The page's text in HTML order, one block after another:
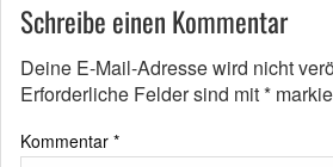
Schreibe einen Kommentar
Deine E-Mail-Adresse wird nicht
Erforderliche Felder sind mit*
Kommentar *